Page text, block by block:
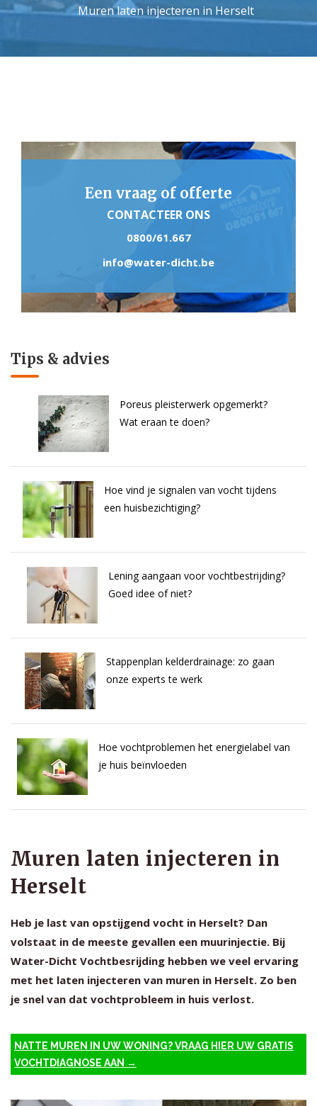
Muren laten injecteren in Herselt
Een vraag of offerte
CONTACTEER ONS
0800/61.667
info@water-dicht.be
Tips & advies
Poreus pleisterwerk opgemerkt?
Wat eraan te doen?
Hoe vind je signalen van vocht tijdens
een huisbezichtiging?
Lening aangaan voor vochtbestrijding?
Goed idee of niet?
Stappenplan kelderdrainage: zo gaan
onze experts te werk
Hoe vochtproblemen het energielabel van
je huis beïnvloeden
Muren laten injecteren in
Herselt
Heb je last van opstijgend vocht in Herselt? Dan
volstaat in de meeste gevallen een muurinjectie. Bij
Water-Dicht Vochtbesrijding hebben we veel ervaring
met het laten injecteren van muren in Herselt. Zo ben
je snel van dat vochtprobleem in huis verlost.
NATTE MUREN IN UW WONING? VRAAG HIER UW GRATIS
VOCHTDIAGNOSE AAN →